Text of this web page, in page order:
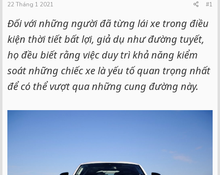
a
t
e
r
e
22 Tháng 1 2021 #1
Đối với những người đã từng lái xe trong điều
kiện thời tiết bất lợi, giả dụ như đường tuyết,
họ đều biết rằng việc duy trì khả năng kiểm
soát những chiếc xe là yếu tố quan trọng nhất
để có thể vượt qua những cung đường này.